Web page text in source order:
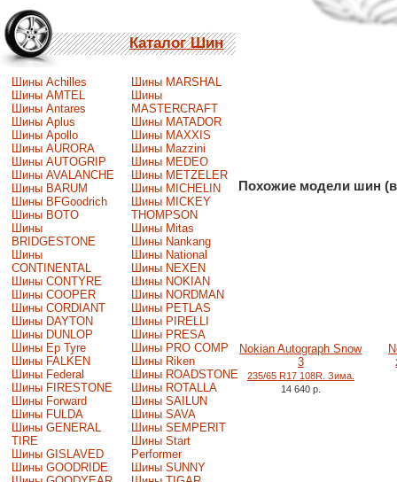
Каталог Шин
Шины Achilles
Шины AMTEL
Шины Antares
Шины Aplus
Шины Apollo
Шины AURORA
Шины AUTOGRIP
Шины AVALANCHE
Шины BARUM
Шины BFGoodrich
Шины BOTO
Шины
BRIDGESTONE
Шины
CONTINENTAL
Шины CONTYRE
Шины COOPER
Шины CORDIANT
Шины DAYTON
Шины DUNLOP
Шины Ep Tyre
Шины FALKEN
Шины Federal
Шины FIRESTONE
Шины Forward
Шины FULDA
Шины GENERAL
TIRE
Шины GISLAVED
Шины GOODRIDE
Шины MARSHAL
Шины
MASTERCRAFT
Шины MATADOR
Шины MAXXIS
Шины Mazzini
Шины MEDEO
Шины METZELER
Шины MICHELIN
Шины MICKEY
THOMPSON
Шины Mitas
Шины Nankang
Шины National
Шины NEXEN
Шины NOKIAN
Шины NORDMAN
Шины PETLAS
Шины PIRELLI
Шины PRESA
Шины PRO COMP
Шины Riken
Шины ROADSTONE
Шины ROTALLA
Шины SAILUN
Шины SAVA
Шины SEMPERIT
Шины Start
Performer
Шины SUNNY
Похожие модели шин
Nokian Autograph Snow
3
235/65 R17 108R. Зима.
14 640 р.